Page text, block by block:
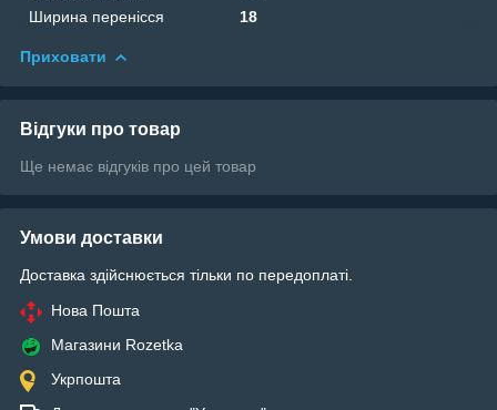
Ширина перенісся
18
Приховати
Відгуки про товар
Ще немає відгуків про цей товар
Умови доставки
Доставка здійснюється тільки по передоплаті.
Нова Пошта
Магазини Rozetka
Укрпошта